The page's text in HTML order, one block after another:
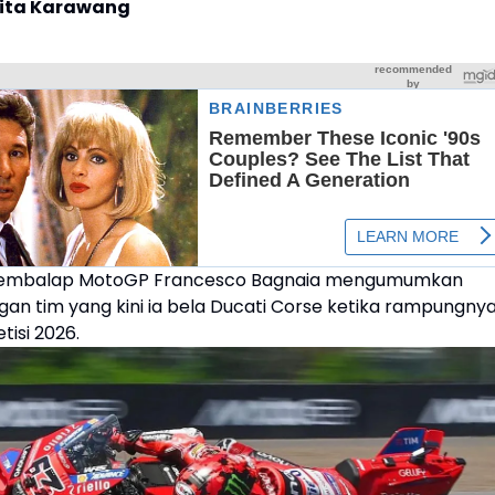
Karawang
MotoGP Francesco Bagnaia mengumumkan
tim yang kini ia bela Ducati Corse ketika
2026.